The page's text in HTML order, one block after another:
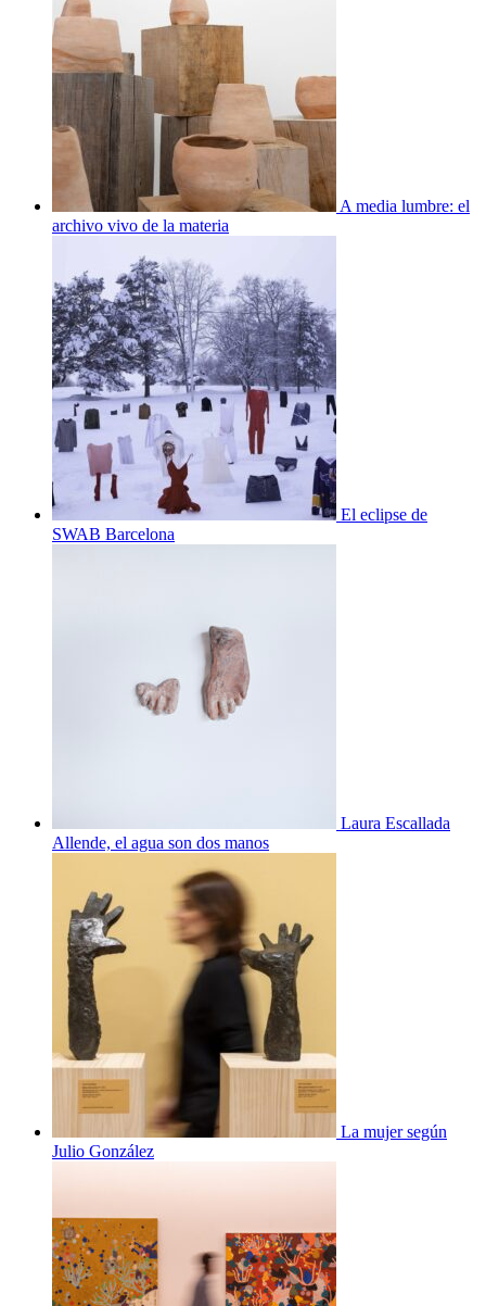
A media lumbre: el
archivo vivo de la materia
El eclipse de
SWAB Barcelona
Laura Escallada
Allende, el agua son dos manos
La mujer según
Julio González